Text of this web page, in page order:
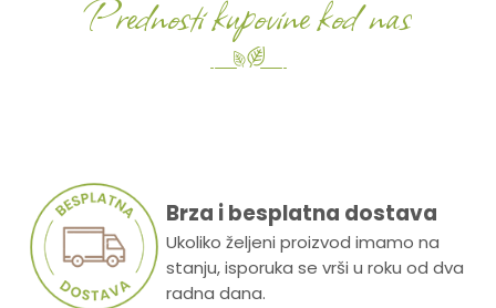
Prednosti kupovine kod nas
Brza i besplatna dostava
Ukoliko željeni proizvod imamo na
stanju, isporuka se vrši u roku od dva
radna dana.